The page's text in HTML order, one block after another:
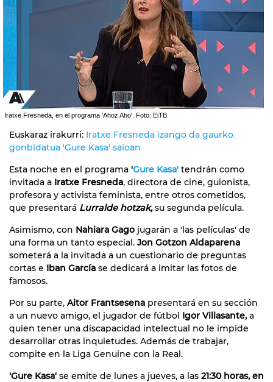
Iratxe Fresneda, en el programa 'Ahoz Aho'. Foto: EiTB
Euskaraz irakurri: Iratxe Fresneda izango da gaurko
gonbidatua 'Gure Kasa' saioan
Esta noche en el programa 'Gure Kasa' tendrán como
invitada a Iratxe Fresneda, directora de cine, guionista,
profesora y activista feminista, entre otros cometidos,
que presentará Lurralde hotzak, su segunda película.
Asimismo, con Nahiara Gago jugarán a 'las películas' de
una forma un tanto especial. Jon Gotzon Aldaparena
someterá a la invitada a un cuestionario de preguntas
cortas e Iban García se dedicará a imitar las fotos de
famosos.
Por su parte, Aitor Frantsesena presentará en su sección
a un nuevo amigo, el jugador de fútbol Igor Villasante, a
quien tener una discapacidad intelectual no le impide
desarrollar otras inquietudes. Además de trabajar,
compite en la Liga Genuine con la Real.
'Gure Kasa' se emite de lunes a jueves, a las 21:30 horas, en